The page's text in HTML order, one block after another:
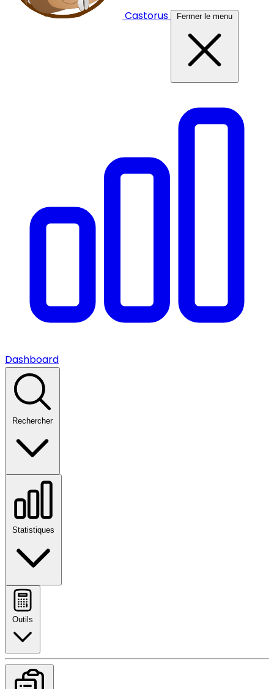
Castorus Fermer le menu
Dashboard
Rechercher
Statistiques
Outils